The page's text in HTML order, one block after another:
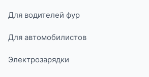
Для водителей фур
Для автомобилистов
Электрозарядки